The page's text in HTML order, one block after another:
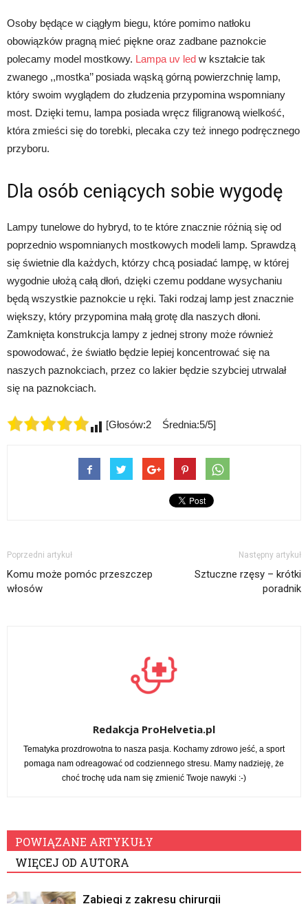
Osoby będące w ciągłym biegu, które pomimo natłoku
obowiązków pragną mieć piękne oraz zadbane paznokcie
polecamy model mostkowy. Lampa uv led w kształcie tak
zwanego ,,mostka’’ posiada wąską górną powierzchnię lamp,
który swoim wyglądem do złudzenia przypomina wspomniany
most. Dzięki temu, lampa posiada wręcz filigranową wielkość,
która zmieści się do torebki, plecaka czy też innego podręcznego
przyboru.
Dla osób ceniących sobie wygodę
Lampy tunelowe do hybryd, to te które znacznie różnią się od
poprzednio wspomnianych mostkowych modeli lamp. Sprawdzą
się świetnie dla każdych, którzy chcą posiadać lampę, w której
wygodnie ułożą całą dłoń, dzięki czemu poddane wysychaniu
będą wszystkie paznokcie u ręki. Taki rodzaj lamp jest znacznie
większy, który przypomina małą grotę dla naszych dłoni.
Zamknięta konstrukcja lampy z jednej strony może również
spowodować, że światło będzie lepiej koncentrować się na
naszych paznokciach, przez co lakier będzie szybciej utrwalał
się na paznokciach.
[Głosów:2 Średnia:5/5]
Poprzedni artykuł
Komu może pomóc przeszczep
włosów
Następny artykuł
Sztuczne rzęsy – krótki
poradnik
Redakcja ProHelvetia.pl
Tematyka prozdrowotna to nasza pasja. Kochamy zdrowo jeść, a sport
pomaga nam odreagować od codziennego stresu. Mamy nadzieję, że
choć trochę uda nam się zmienić Twoje nawyki :-)
POWIĄZANE ARTYKUŁY
WIĘCEJ OD AUTORA
Zabiegi z zakresu chirurgii